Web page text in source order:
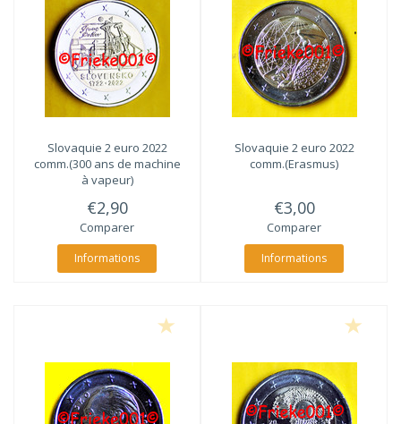
Slovaquie 2 euro 2022
comm.(300 ans de machine
à vapeur)
€2,90
Comparer
Informations
Slovaquie 2 euro 2022
comm.(Erasmus)
€3,00
Comparer
Informations